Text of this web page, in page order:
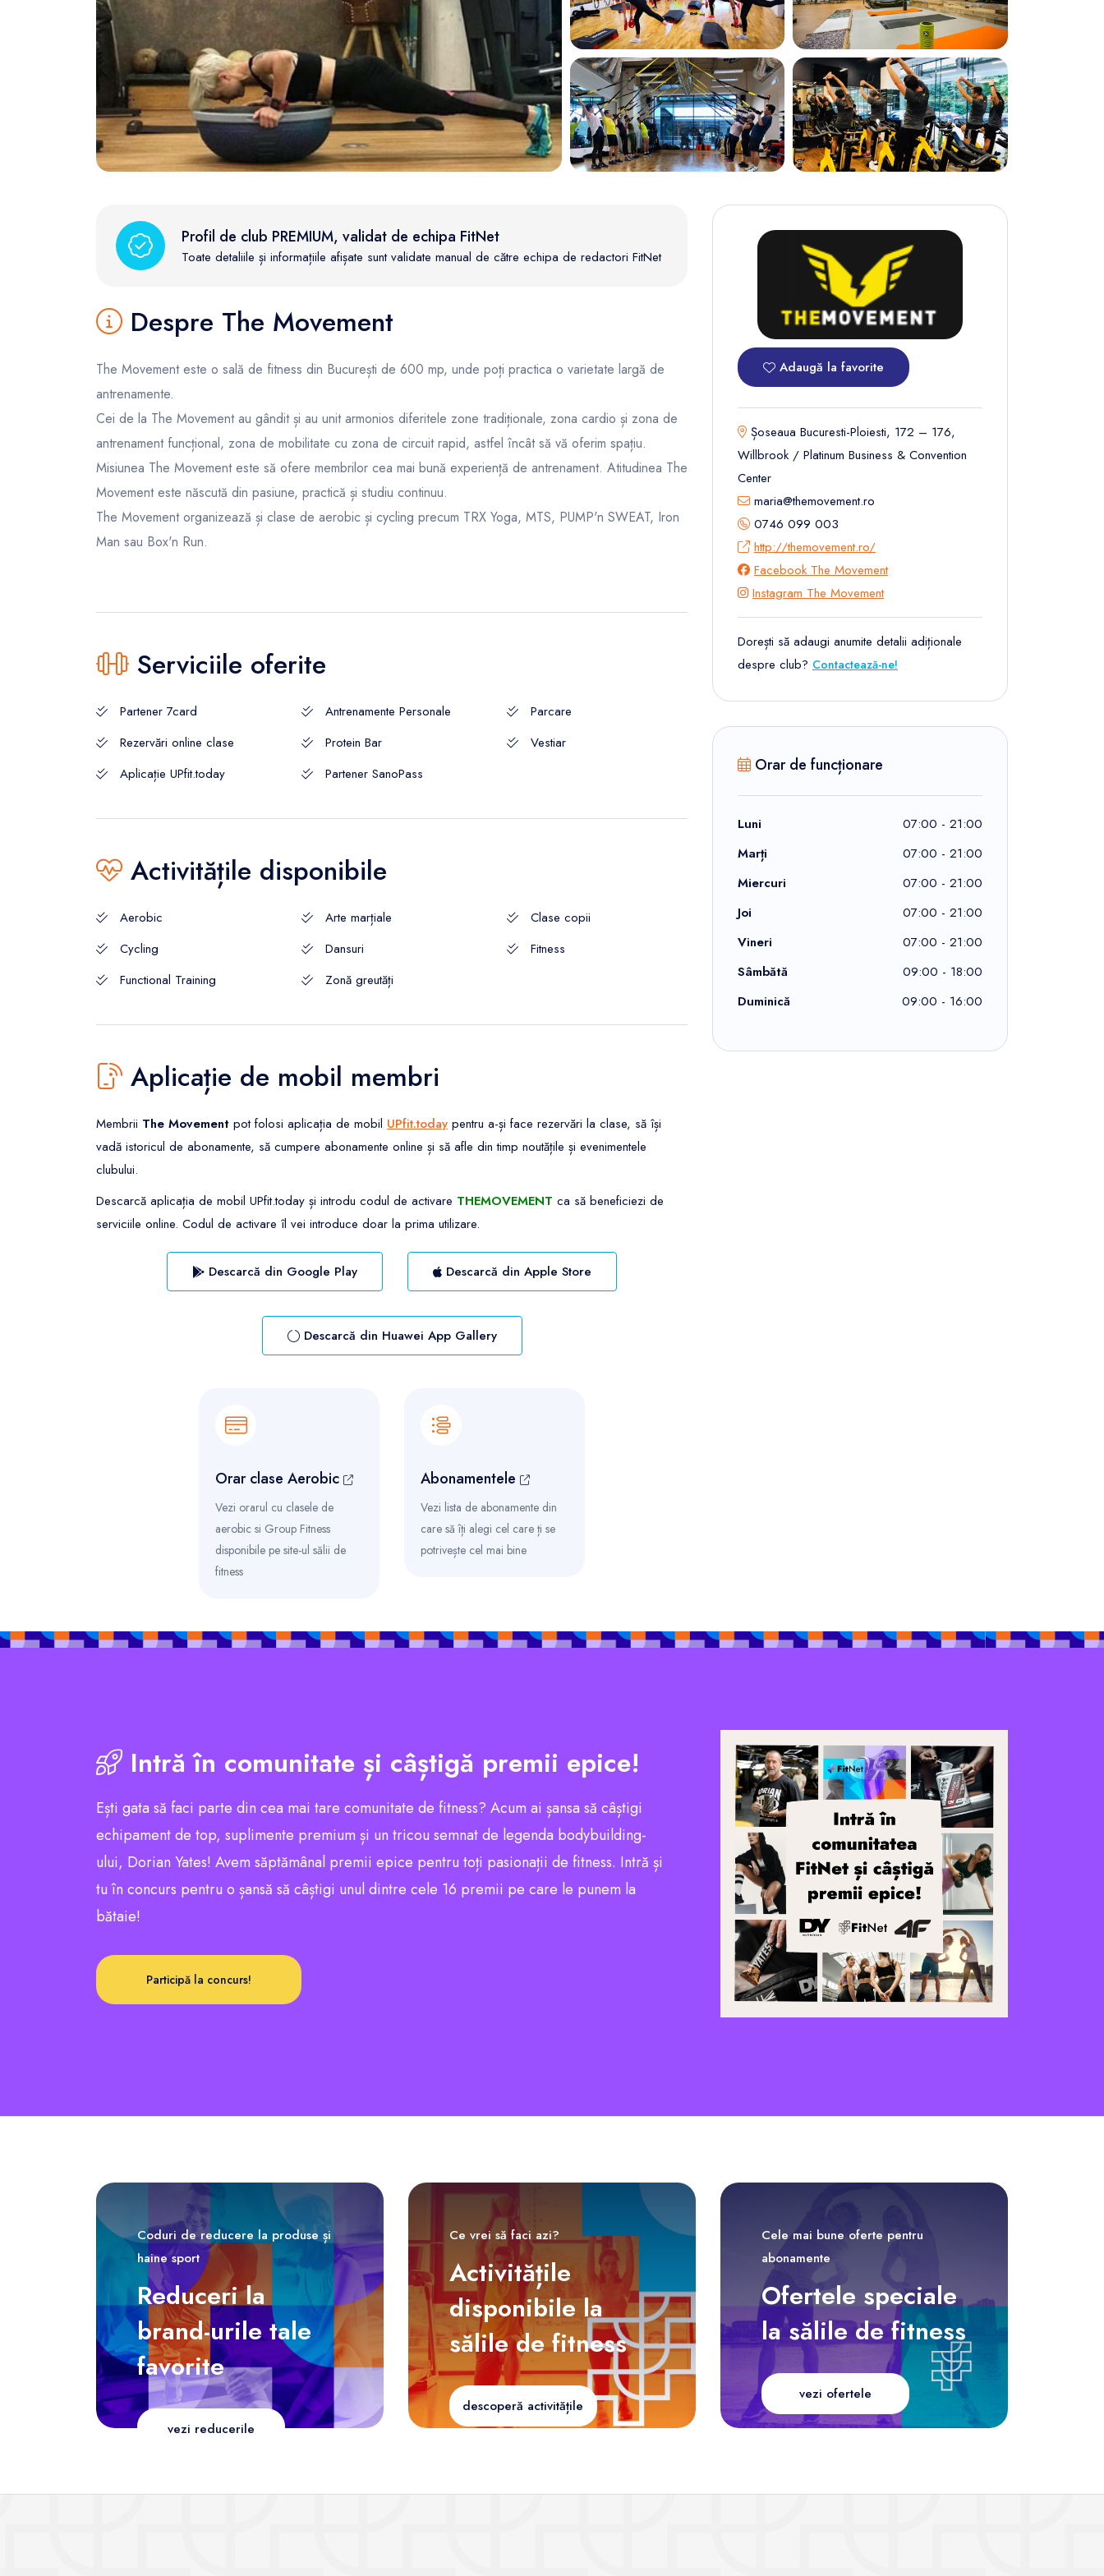
FunOne
Profil de club PREMIUM, validat de echipa FitNet
Toate detaliile și informațiile afișate sunt validate manual de către echipa de redactori FitNet
Despre The Movement
The Movement este o sală de fitness din București de 600 mp, unde poți practica o varietate largă de
antrenamente.
Cei de la The Movement au gândit și au unit armonios diferitele zone tradiționale, zona cardio și zona de
antrenament funcțional, zona de mobilitate cu zona de circuit rapid, astfel încât să vă oferim spațiu.
Misiunea The Movement este să ofere membrilor cea mai bună experiență de antrenament. Atitudinea The
Movement este născută din pasiune, practică și studiu continuu.
The Movement organizează și clase de aerobic și cycling precum TRX Yoga, MTS, PUMP'n SWEAT, Iron
Man sau Box'n Run.
Serviciile oferite
Partener 7card Antrenamente Personale
Parcare
Rezervări online clase
Protein Bar
Vestiar
Aplicație UPfit.today
Partener SanoPass
Activitățile disponibile
Aerobic Arte marțiale
Clase copii
Cycling
Dansuri
Fitness
Functional Training
Zonă greutăți
Aplicație de mobil membri
Membrii The Movement pot folosi aplicația de mobil UPfit.today pentru a-și face rezervări la clase, să își
vadă istoricul de abonamente, să cumpere abonamente online și să afle din timp noutățile și evenimentele
clubului.
Descarcă aplicația de mobil UPfit.today și introdu codul de activare THEMOVEMENT ca să beneficiezi de
serviciile online. Codul de activare îl vei introduce doar la prima utilizare.
Descarcă din Google Play Descarcă din Apple Store
Descarcă din Huawei App Gallery
Orar clase Aerobic
Vezi orarul cu clasele de
aerobic si Group Fitness
disponibile pe site-ul sălii de
fitness
Abonamentele
Vezi lista de abonamente din
care să îți alegi cel care ți se
potrivește cel mai bine
Adaugă la favorite
Șoseaua Bucuresti-Ploiesti, 172 – 176,
Willbrook / Platinum Business & Convention
Center
maria@themovement.ro
0746 099 003
http://themovement.ro/
Facebook The Movement
Instagram The Movement
Dorești să adaugi anumite detalii adiționale
despre club? Contactează-ne!
Orar de funcționare
Luni
07:00 - 21:00
Marți
07:00 - 21:00
Miercuri
07:00 - 21:00
Joi
07:00 - 21:00
Vineri
07:00 - 21:00
Sâmbătă
09:00 - 18:00
Duminică
09:00 - 16:00
Intră în comunitate și câștigă premii epice!
Ești gata să faci parte din cea mai tare comunitate de fitness? Acum ai șansa să câștigi
echipament de top, suplimente premium și un tricou semnat de legenda bodybuilding-
ului, Dorian Yates! Avem săptămânal premii epice pentru toți pasionații de fitness. Intră și
tu în concurs pentru o șansă să câștigi unul dintre cele 16 premii pe care le punem la
bătaie!
Participă la concurs!
Coduri de reducere la produse și
haine sport
Reduceri la
brand-urile tale
favorite
vezi reducerile
Ce vrei să faci azi?
Activitățile
disponibile la
sălile de fitness
descoperă activitățile
Cele mai bune oferte pentru
abonamente
Ofertele speciale
la sălile de fitness
vezi ofertele